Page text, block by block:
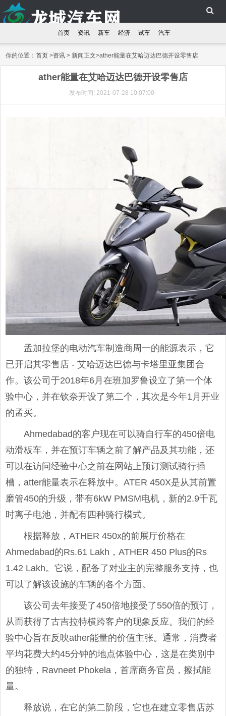
首页 资讯 新车 经济 试车 汽车
你的位置：首页 >资讯 > 新闻正文>ather能量在艾哈迈达巴德开设零售店
ather能量在艾哈迈达巴德开设零售店
发布时间: 2021-07-28 10:07:00
孟加拉堡的电动汽车制造商周一的能源表示，它
已开启其零售店 - 艾哈迈达巴德与卡塔里亚集团合
作。该公司于2018年6月在班加罗鲁设立了第一个体
验中心，并在钦奈开设了第二个，其次是今年1月开业
的孟买。
Ahmedab​​ad的客户现在可以骑自行车的450倍电
动滑板车，并在预订车辆之前了解产品及其功能，还
可以在访问经验中心之前在网站上预订测试骑行插
槽，atter能量表示在释放中。ATER 450X是从其前置
磨管450的升级，带有6kW PMSM电机，新的2.9千瓦
时离子电池，并配有四种骑行模式。
根据释放，ATHER 450x的前展厅价格在
Ahmedab​​ad的Rs.61 Lakh，ATHER 450 Plus的Rs
1.42 Lakh。它说，配备了对业主的完整服务支持，也
可以了解该设施的车辆的各个方面。
该公司去年接受了450倍地接受了550倍的预订，
从而获得了古吉拉特横跨客户的现象反应。我们的经
验中心旨在反映ather能量的价值主张。通常，消费者
平均花费大约45分钟的地点体验中心，这是在类别中
的独特，Ravneet Phokela，首席商务官员，擦拭能
量。
释放说，在它的第二阶段，它也在建立零售店苏